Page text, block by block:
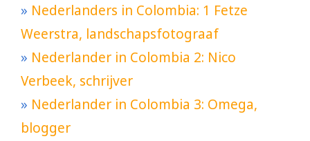
» Nederlanders in Colombia: 1 Fetze
Weerstra, landschapsfotograaf
» Nederlander in Colombia 2: Nico
Verbeek, schrijver
» Nederlander in Colombia 3: Omega,
blogger